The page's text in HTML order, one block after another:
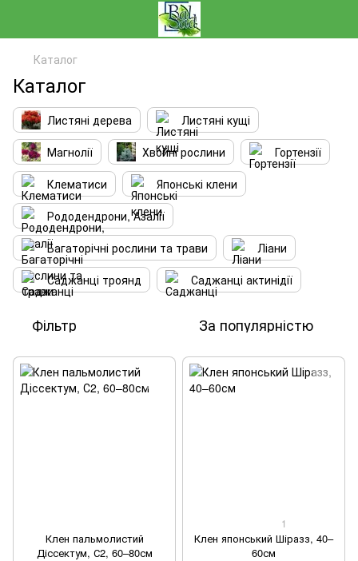
Каталог
Каталог
Листяні дерева
Листяні кущі
Магнолії
Хвойні рослини
Гортензії
Клематиси
Японські клени
Рододендрони, Азалії
Багаторічні рослини та трави
Ліани
Саджанці троянд
Саджанці актинідії
Фільтр За популярністю
Клен пальмолистий
Діссектум, С2, 60–80см
1
Клен японський Шіразз, 40–
60см